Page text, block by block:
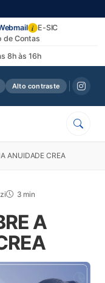
8h às 16h
i E-SIC
de Contas
Alto contraste
ANUIDADE CREA
3 min
A